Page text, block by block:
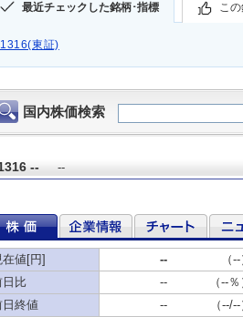
最近チェックした銘柄･指標 こ
1316(東証)